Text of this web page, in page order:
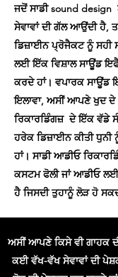
ਜਦੋਂ ਸਾਡੀ sound
ਸੇਵਾਵਾਂ ਦੀ ਗੱਲ ਆਉਂਦੀ ਹੈ,
ਡਿਜ਼ਾਈਨ ਪ੍ਰੋਜੈਕਟ ਨੂੰ ਸਹੀ
ਲਈ ਇੱਕ ਵਿਸ਼ਾਲ ਸਾਊਂਡ
ਕਰਦੇ ਹਾਂ। ਵਪਾਰਕ
ਇਲਾਵਾ, ਅਸੀਂ ਆਪਣੇ ਖੁਦ ਦੇ
ਰਿਕਾਰਡਿੰਗਜ਼ ਦੇ ਇੱਕ ਵੱਡੇ
ਹਰੇਕ ਡਿਜ਼ਾਈਨ ਕੀਤੀ
ਹਾਂ। ਸਾਡੀ ਆਡੀਓ
ਕਸਟਮ ਫੋਲੀ ਜਾਂ ਆਡੀਓ
ਹੈ ਜਿਸਦੀ ਤੁਹਾਨੂੰ ਲੋੜ ਹੋ
ਅਸੀਂ ਆਪਣੇ ਕਿਸੇ ਵੀ ਗਾਹਕ
ਕਈ ਵੱਖ-ਵੱਖ ਸੇਵਾਵਾਂ ਦੀ